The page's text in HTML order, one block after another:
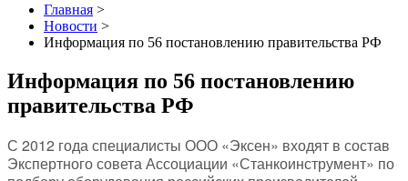
Главная >
Новости >
Информация по 56 постановлению правительства РФ
Информация по 56 постановлению
правительства РФ
С 2012 года специалисты ООО «Эксен» входят в состав
Экспертного совета Ассоциации «Станкоинструмент» по